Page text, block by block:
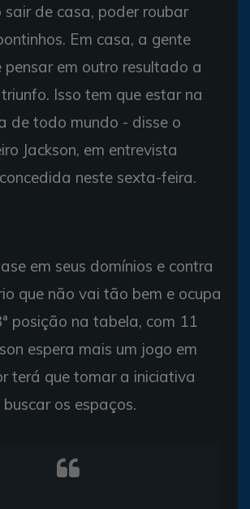
sair de casa, poder roubar
Em casa, a gente
pensar em outro resultado a
Isso tem que estar na
de todo mundo - disse o
Jackson, em entrevista
neste sexta-feira.
em seus domínios e contra
que não vai tão bem e ocupa
posição na tabela, com 11
espera mais um jogo em
terá que tomar a iniciativa
os espaços.